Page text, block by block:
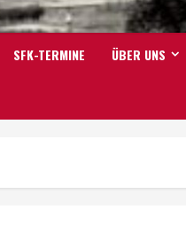
SFK-TERMINE ÜBER UNS